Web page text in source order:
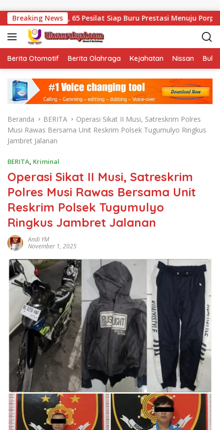
Breaking News
65 Pesilat Siap Buru Prestasi Menuju Porprov 2027
Berita Otomotif Berita Olahraga Kejahatan Nissan
Beranda BERITA
Operasi Sikat II Musi, Satreskrim Polres
Musi Rawas Bersama Unit Reskrim Polsek Tugumulyo Ringkus
Jambret Jalanan
BERITA, Kriminal
Operasi Sikat II Musi, Satreskrim
Polres Musi Rawas Bersama Unit
Reskrim Polsek Tugumulyo
Ringkus Jambret Jalanan
Andi YM
November 1, 2025